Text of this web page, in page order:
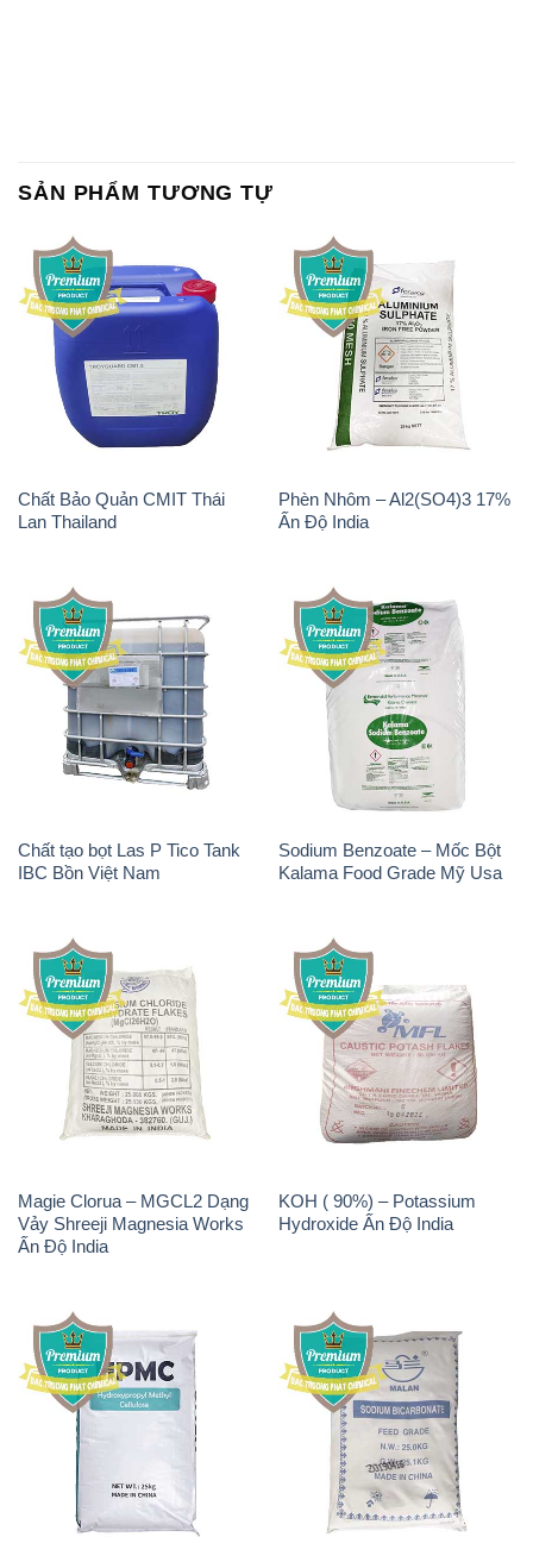
SẢN PHẨM TƯƠNG TỰ
Chất Bảo Quản CMIT Thái
Lan Thailand
Phèn Nhôm – Al2(SO4)3 17%
Ấn Độ India
Chất tạo bọt Las P Tico Tank
IBC Bồn Việt Nam
Sodium Benzoate – Mốc Bột
Kalama Food Grade Mỹ Usa
Magie Clorua – MGCL2 Dạng
Vảy Shreeji Magnesia Works
Ấn Độ India
KOH ( 90%) – Potassium
Hydroxide Ấn Độ India